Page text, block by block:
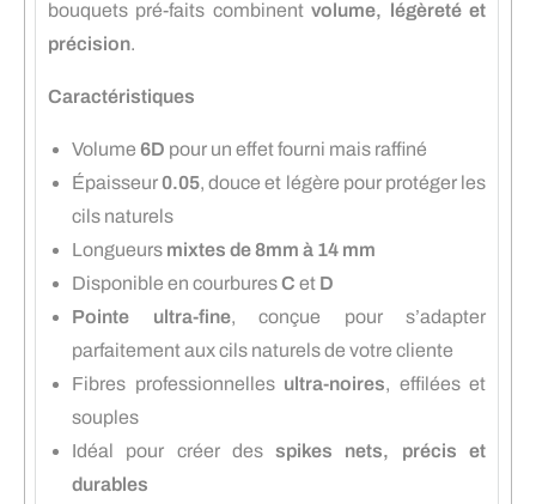
bouquets pré-faits combinentvolume, légèreté et
précision.
Caractéristiques
Volume 6D pour un effet fourni mais raffiné
Épaisseur0.05, douce et légère pour protéger les
cils naturels
Longueurs mixtes de 8mm à 14 mm
Disponible en courburesC et D
Pointe ultra-fine, conçue pour s’adapter
parfaitement aux cils naturels de votre cliente
Fibres professionnelles ultra-noires, effilées et
souples
Idéal pour créer desspikes nets, précis et
durables